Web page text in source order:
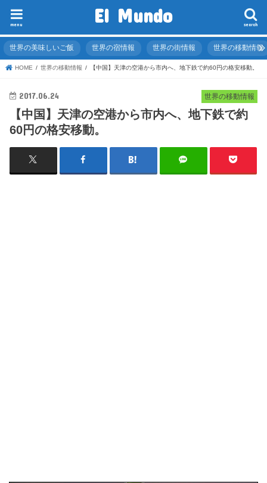
El Mundo search
menu
世界の美味しいご飯 世界の宿情報 世界の街情報 世界の移動情報
HOME 世界の移動情報 【中国】天津の空港から市内へ、地下鉄で約60円の格安移動。
世界の移動情報
2017.06.24
【中国】天津の空港から市内へ、地下鉄で約
60円の格安移動。